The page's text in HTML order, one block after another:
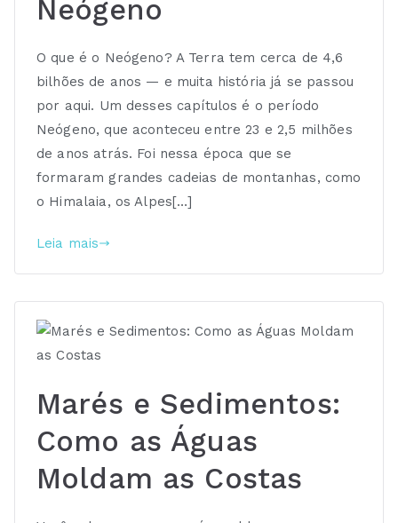
Neógeno
O que é o Neógeno? A Terra tem cerca de 4,6
bilhões de anos — e muita história já se passou
por aqui. Um desses capítulos é o período
Neógeno, que aconteceu entre 23 e 2,5 milhões
de anos atrás. Foi nessa época que se
formaram grandes cadeias de montanhas, como
o Himalaia, os Alpes[…]
Leia mais
Marés e Sedimentos:
Como as Águas
Moldam as Costas